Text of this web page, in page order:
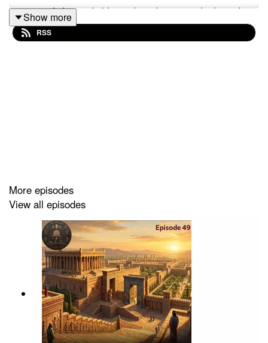
در این میان اپیزود به زبان ساده و با کمک رویدادنامه نبونئید
بابل, جعلی بودن این روز رو برای همیشه کنار میذاریم و نشان
میدیم که ریشه تاریخی هفت آبان نه در تولد, بلکه یک ورود
Show more
RSS
More episodes
View all episodes